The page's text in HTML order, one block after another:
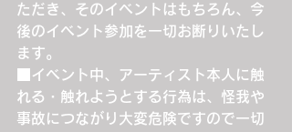
ただき、そのイベントはもちろん、今
後のイベント参加を一切お断りいたし
ます。
■イベント中、アーティスト本人に触
れる・触れようとする行為は、怪我や
事故につながり大変危険ですので一切